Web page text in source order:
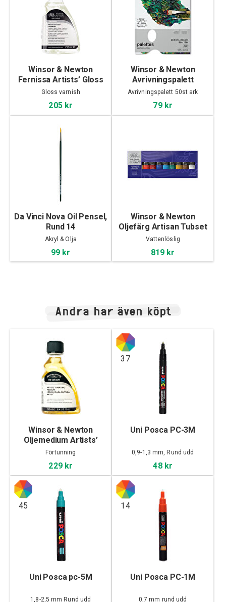
Winsor & Newton
Fernissa Artists’ Gloss
Varnish 250ml
Gloss varnish
205 kr
Winsor & Newton
Avrivningspalett
31x23cm
Avrivningspalett 50st ark
79 kr
Da Vinci Nova Oil Pensel,
Rund 14
Akryl & Olja
99 kr
Winsor & Newton
Oljefärg Artisan Tubset
10x37ml
Vattenlöslig
819 kr
Andra har även köpt
Winsor & Newton
Oljemedium Artists’
Painting Medium 250ml
Förtunning
229 kr
37
Uni Posca PC-3M
0,9-1,3 mm, Rund udd
48 kr
45
Uni Posca pc-5M
1,8-2,5 mm Rund udd
14
Uni Posca PC-1M
0,7 mm rund udd